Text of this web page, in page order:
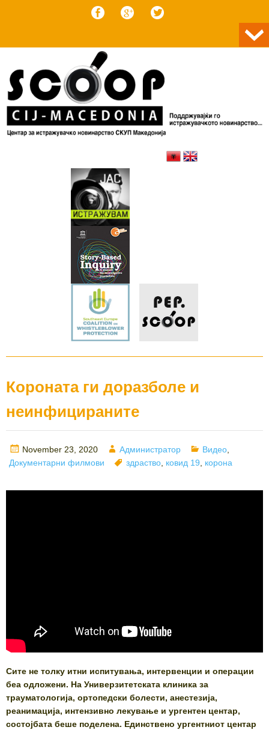
Короната ги доразболе и
неинфицираните
Posted
on
November 23, 2020 Author
Администратор Categories
Видео
Документарни филмови
Tags
здраство ковид 19 корона
Сите не толку итни испитувања, интервенции и операции
беа одложени. На Универзитетската клиника за
трауматологија, ортопедски болести, анестезија,
реанимација, интензивно лекување и ургентен центар,
состојбата беше поделена. Единствено ургентниот центар